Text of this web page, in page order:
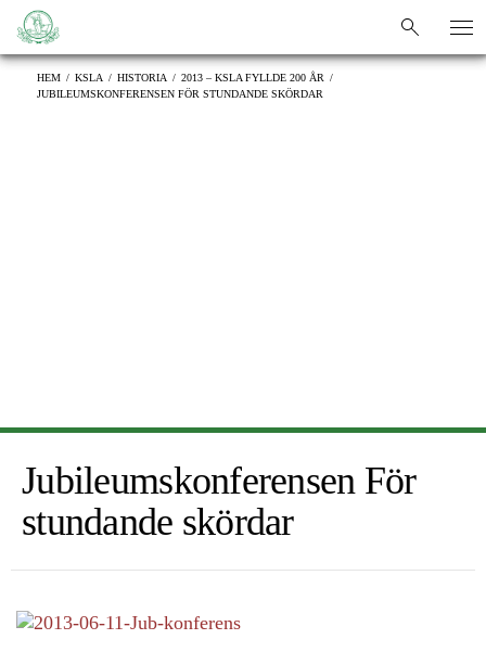
sök
sök
HEM / KSLA / HISTORIA / 2013 – KSLA FYLLDE 200 ÅR /
JUBILEUMSKONFERENSEN FÖR STUNDANDE SKÖRDAR
Jubileumskonferensen För
stundande skördar